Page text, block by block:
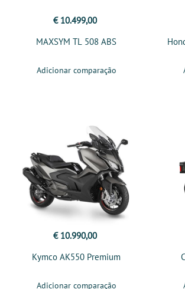
€ 10.499,00
MAXSYM TL 508 ABS
Adicionar comparação
€ 10.990,00
Kymco AK550 Premium
Adicionar comparação